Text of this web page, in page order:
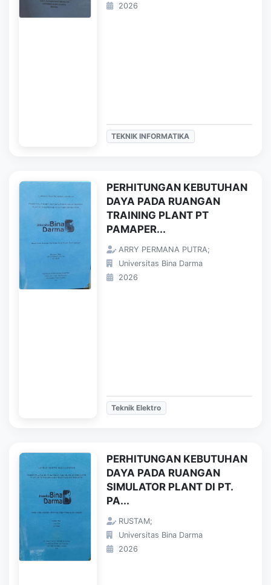
2026
TEKNIK INFORMATIKA
PERHITUNGAN KEBUTUHAN
DAYA PADA RUANGAN
TRAINING PLANT PT
PAMAPER...
ARRY PERMANA PUTRA;
Universitas Bina Darma
2026
Teknik Elektro
PERHITUNGAN KEBUTUHAN
DAYA PADA RUANGAN
SIMULATOR PLANT DI PT.
PA...
RUSTAM;
Universitas Bina Darma
2026